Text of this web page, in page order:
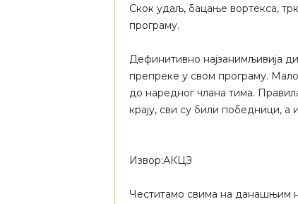
Скок удаљ, бацање вортекса,
програму.
Дефинитивно најзанимљивија
препреке у свом програму.
до наредног члана тима.
крају, сви су били победници, а
Извор:АКЦЗ
Честитамо свима на данашњим